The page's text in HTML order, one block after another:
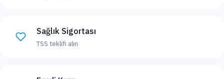
Sağlık Sigortası
TSS teklifi alın